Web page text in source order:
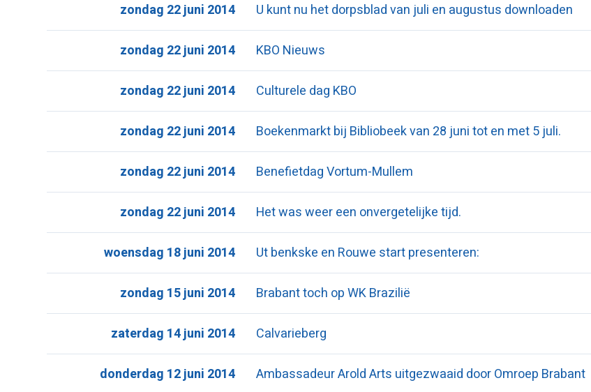
U kunt nu het dorpsblad van juli en augustus downloaden
zondag 22 juni 2014
KBO Nieuws
zondag 22 juni 2014
Culturele dag KBO
zondag 22 juni 2014
Boekenmarkt bij Bibliobeek van 28 juni tot en met 5 juli.
zondag 22 juni 2014
Benefietdag Vortum-Mullem
zondag 22 juni 2014
Het was weer een onvergetelijke tijd.
zondag 22 juni 2014
Ut benkske en Rouwe start presenteren:
woensdag 18 juni 2014
Brabant toch op WK Brazilië
zondag 15 juni 2014
Calvarieberg
zaterdag 14 juni 2014
Ambassadeur Arold Arts uitgezwaaid door Omroep Brabant
donderdag 12 juni 2014